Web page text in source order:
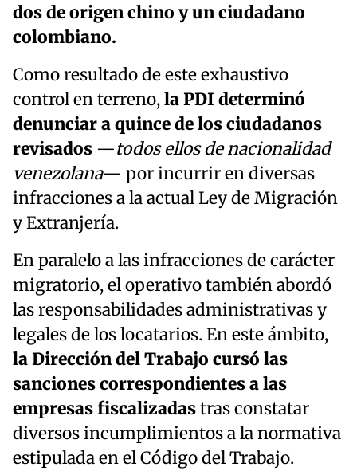
dos de origen chino y un ciudadano
colombiano.
Como resultado de este exhaustivo
control en terreno,la PDI determinó
denunciar a quince de los ciudadanos
revisados —todos ellos de nacionalidad
venezolana— por incurrir en diversas
infracciones a la actual Ley de Migración
y Extranjería.
En paralelo a las infracciones de carácter
migratorio, el operativo también abordó
las responsabilidades administrativas y
legales de los locatarios. En este ámbito,
la Dirección del Trabajo cursó las
sanciones correspondientes a las
empresas fiscalizadastras constatar
diversos incumplimientos a la normativa
estipulada en el Código del Trabajo.